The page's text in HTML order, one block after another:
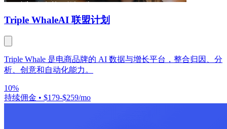
Triple WhaleAI 联盟计划
Triple Whale 是电商品牌的 AI 数据与增长平台，整合归因、分
析、创意和自动化能力。
10%
持续佣金 • $179-$259/mo